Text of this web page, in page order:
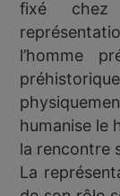
fixé chez
l’homme
humanise le
la rencontre
La